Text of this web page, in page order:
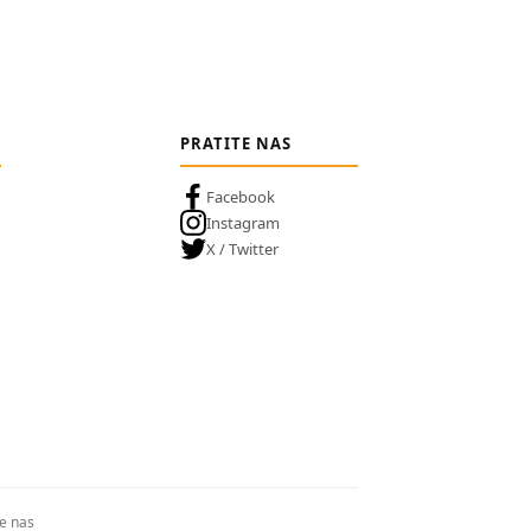
PRATITE NAS
Facebook
Instagram
X / Twitter
nas